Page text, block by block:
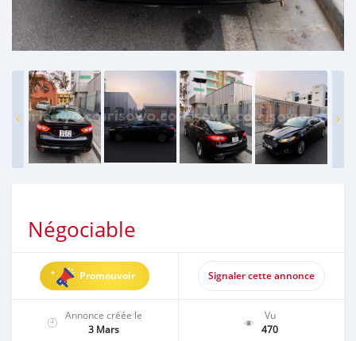
Négociable
Promouvoir Signaler cette annonce
Annonce créée le
3 Mars
Vu
470